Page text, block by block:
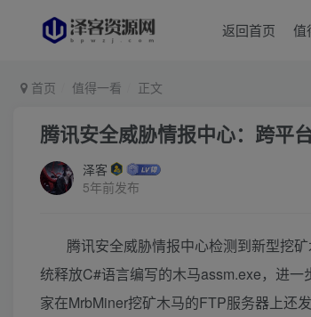
返回首页 值
首页 值得一看 正文
腾讯安全威胁情报中心：跨平
泽客
5年前发布
腾讯安全威胁情报中心检测到新型挖
统释放C#语言编写的木马assm.exe，进
家在MrbMiner挖矿木马的FTP服务器上还